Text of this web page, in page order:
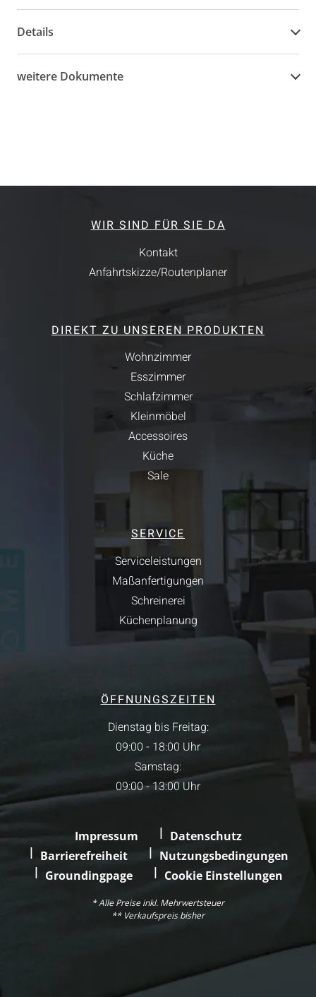
Details
weitere Dokumente
WIR SIND FÜR SIE DA
Kontakt
Anfahrtskizze/Routenplaner
DIREKT ZU UNSEREN PRODUKTEN
Wohnzimmer
Esszimmer
Schlafzimmer
Kleinmöbel
Accessoires
Küche
Sale
SERVICE
Serviceleistungen
Maßanfertigungen
Schreinerei
Küchenplanung
ÖFFNUNGSZEITEN
Dienstag bis Freitag:
09:00 - 18:00 Uhr
Samstag:
09:00 - 13:00 Uhr
Impressum
Datenschutz
Barrierefreiheit
Nutzungsbedingungen
Groundingpage
Cookie Einstellungen
* Alle Preise inkl. Mehrwertsteuer
** Verkaufspreis bisher